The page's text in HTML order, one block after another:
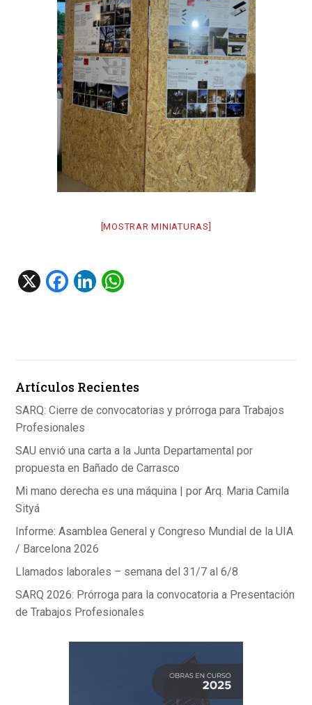
[MOSTRAR MINIATURAS]
X
F
o
k
Li
p
p
Artículos Recientes
SARQ: Cierre de convocatorias y prórroga para Trabajos
Profesionales
SAU envió una carta a la Junta Departamental por
propuesta en Bañado de Carrasco
Mi mano derecha es una máquina | por Arq. Maria Camila
Sityá
Informe: Asamblea General y Congreso Mundial de la UIA
/ Barcelona 2026
Llamados laborales – semana del 31/7 al 6/8
SARQ 2026: Prórroga para la convocatoria a Presentación
de Trabajos Profesionales